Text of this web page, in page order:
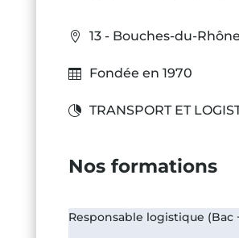
13 - Bouches-du-Rhône
Fondée en 1970
TRANSPORT ET
Nos formations
Responsable logistique (Bac